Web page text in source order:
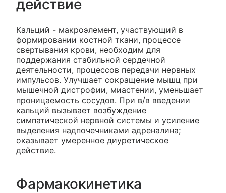
действие
Кальций - макроэлемент, участвующий в
формировании костной ткани, процессе
свертывания крови, необходим для
поддержания стабильной сердечной
деятельности, процессов передачи нервных
импульсов. Улучшает сокращение мышц при
мышечной дистрофии, миастении, уменьшает
проницаемость сосудов. При в/в введении
кальций вызывает возбуждение
симпатической нервной системы и усиление
выделения надпочечниками адреналина;
оказывает умеренное диуретическое
действие.
Фармакокинетика